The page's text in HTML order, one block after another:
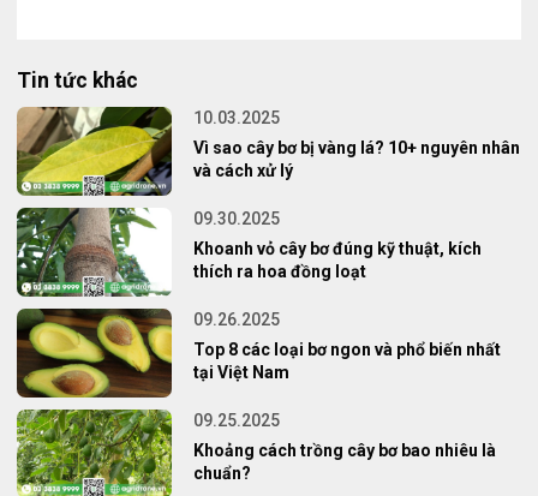
Tin tức khác
10.03.2025
Vì sao cây bơ bị vàng lá? 10+ nguyên nhân
và cách xử lý
09.30.2025
Khoanh vỏ cây bơ đúng kỹ thuật, kích
thích ra hoa đồng loạt
09.26.2025
Top 8 các loại bơ ngon và phổ biến nhất
tại Việt Nam
09.25.2025
Khoảng cách trồng cây bơ bao nhiêu là
chuẩn?